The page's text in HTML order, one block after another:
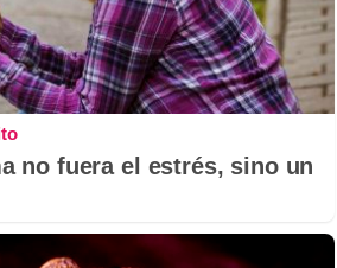
no fuera el estrés, sino un